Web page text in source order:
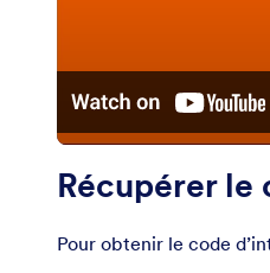
Récupérer le
Pour obtenir le code